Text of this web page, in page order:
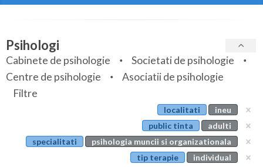
Arges
Bihor
Bistrita-Nasaud
Botosani
Brasov
Specialitati
Servicii
Articole
Cabinet
Psihologi
Cabinete de psihologie
Societati de psihologie
Centre de psihologie
Asociatii de psihologie
Filtre
localitati
ineu
public tinta
adulti
specialitati
psihologia muncii si organizationala
tip terapie
individual